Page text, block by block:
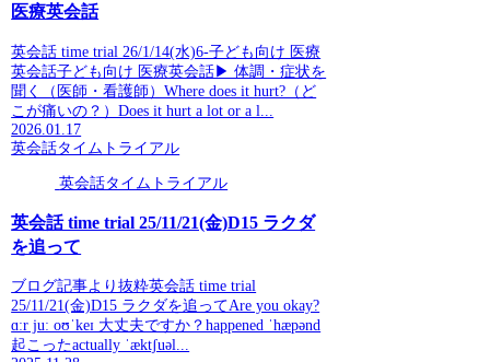
医療英会話
英会話 time trial 26/1/14(水)6-子ども向け 医療
英会話子ども向け 医療英会話▶ 体調・症状を
聞く（医師・看護師）Where does it hurt?（ど
こが痛いの？）Does it hurt a lot or a l...
2026.01.17
英会話タイムトライアル
英会話タイムトライアル
英会話 time trial 25/11/21(金)D15 ラクダ
を追って
ブログ記事より抜粋英会話 time trial
25/11/21(金)D15 ラクダを追ってAre you okay?
ɑːr juː oʊˈkeɪ 大丈夫ですか？happened ˈhæpənd
起こったactually ˈæktʃuəl...